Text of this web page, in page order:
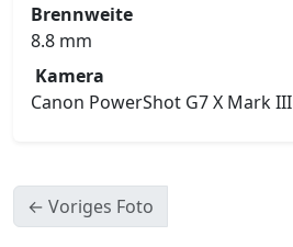
Brennweite
8.8 mm
Kamera
Canon PowerShot G7 X Mark III
← Voriges Foto